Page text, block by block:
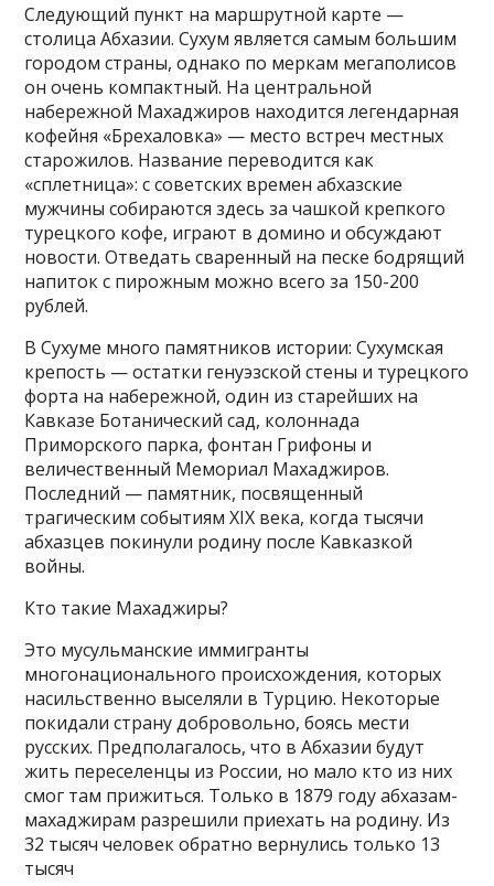
Следующий пункт на маршрутной карте —
столица Абхазии. Сухум является самым большим
городом страны, однако по меркам мегаполисов
он очень компактный. На центральной
набережной Махаджиров находится легендарная
кофейня «Брехаловка» — место встреч местных
старожилов. Название переводится как
«сплетница»: с советских времен абхазские
мужчины собираются здесь за чашкой крепкого
турецкого кофе, играют в домино и обсуждают
новости. Отведать сваренный на песке бодрящий
напиток с пирожным можно всего за 150-200
рублей.
В Сухуме много памятников истории: Сухумская
крепость — остатки генуэзской стены и турецкого
форта на набережной, один из старейших на
Кавказе Ботанический сад, колоннада
Приморского парка, фонтан Грифоны и
величественный Мемориал Махаджиров.
Последний — памятник, посвященный
трагическим событиям XIX века, когда тысячи
абхазцев покинули родину после Кавказкой
войны.
Кто такие Махаджиры?
Это мусульманские иммигранты
многонационального происхождения, которых
насильственно выселяли в Турцию. Некоторые
покидали страну добровольно, боясь мести
русских. Предполагалось, что в Абхазии будут
жить переселенцы из России, но мало кто из них
смог там прижиться. Только в 1879 году абхазам-
махаджирам разрешили приехать на родину. Из
32 тысяч человек обратно вернулись только 13
тысяч